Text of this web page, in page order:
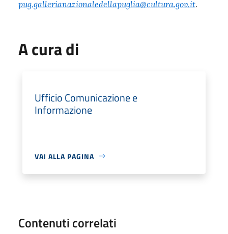
pug.gallerianazionaledellapuglia@cultura.gov.it.
A cura di
Ufficio Comunicazione e
Informazione
VAI ALLA PAGINA
Contenuti correlati